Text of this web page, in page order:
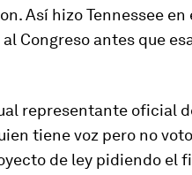
Así hizo Tennessee en
Congreso antes que
representante oficial
tiene voz pero no
de ley pidiendo el